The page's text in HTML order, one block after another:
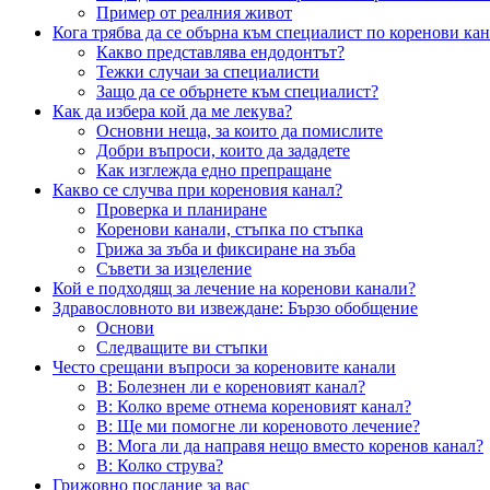
Пример от реалния живот
Кога трябва да се обърна към специалист по коренови
Какво представлява ендодонтът?
Тежки случаи за специалисти
Защо да се обърнете към специалист?
Как да избера кой да ме лекува?
Основни неща, за които да помислите
Добри въпроси, които да зададете
Как изглежда едно препращане
Какво се случва при кореновия канал?
Проверка и планиране
Коренови канали, стъпка по стъпка
Грижа за зъба и фиксиране на зъба
Съвети за изцеление
Кой е подходящ за лечение на коренови канали?
Здравословното ви извеждане: Бързо обобщение
Основи
Следващите ви стъпки
Често срещани въпроси за кореновите канали
В: Болезнен ли е кореновият канал?
В: Колко време отнема кореновият канал?
В: Ще ми помогне ли кореновото лечение?
В: Мога ли да направя нещо вместо коренов канал?
В: Колко струва?
Грижовно послание за вас